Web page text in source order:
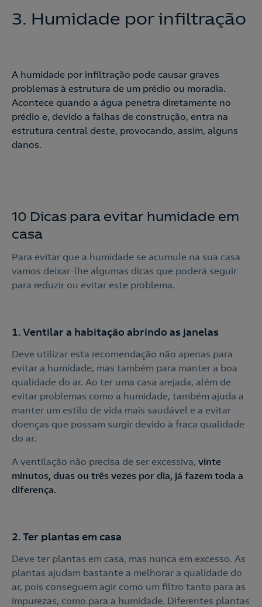
3. Humi­da­de por in­fil­tra­ção
A humidade por infiltração pode causar graves
problemas à estrutura de um prédio ou moradia.
Acontece quando a água penetra diretamente no
prédio e, devido a falhas de construção, entra na
estrutura central deste, provocando, assim, alguns
danos.
10 Dicas para evitar humidade em
casa
Para evitar que a humidade se acumule na sua casa
vamos deixar-lhe algumas dicas que poderá seguir
para reduzir ou evitar este problema.
1. Ventilar a habitação abrindo as janelas
Deve utilizar esta recomendação não apenas para
evitar a humidade, mas também para manter a boa
qualidade do ar. Ao ter uma casa arejada, além de
evitar problemas como a humidade, também ajuda a
manter um estilo de vida mais saudável e a evitar
doenças que possam surgir devido à fraca qualidade
do ar.
A ventilação não precisa de ser excessiva, vinte
minutos, duas ou três vezes por dia, já fazem toda a
diferença.
2. Ter plantas em casa
Deve ter plantas em casa, mas nunca em excesso. As
plantas ajudam bastante a melhorar a qualidade do
ar, pois conseguem agir como um filtro tanto para as
impurezas, como para a humidade. Diferentes plantas